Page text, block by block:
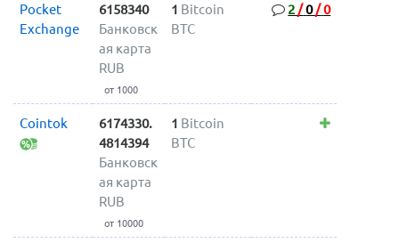
Pocket
Exchange
6158340
Банковск
ая карта
RUB
от 1000
1 Bitcoin
BTC
2 /0/0
Cointok
6174330.
4814394
Банковск
ая карта
RUB
от 10000
1 Bitcoin
BTC